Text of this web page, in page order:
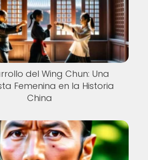
del Wing Chun: Una
Femenina en la Historia
China